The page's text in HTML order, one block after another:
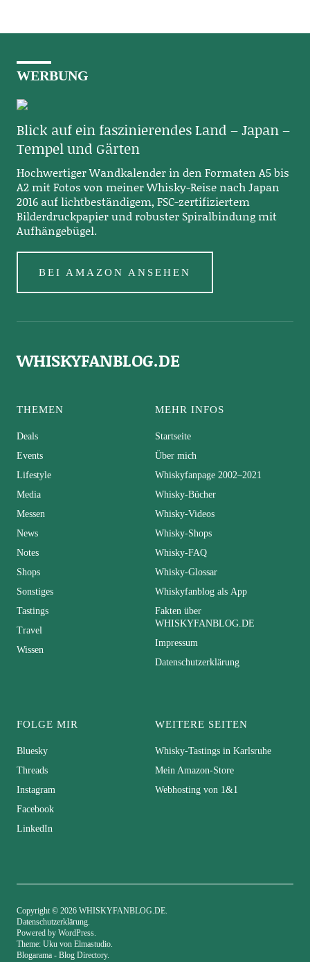
WERBUNG
Blick auf ein faszinierendes Land – Japan –
Tempel und Gärten
Hochwertiger Wandkalender in den Formaten A5 bis
A2 mit Fotos von meiner Whisky-Reise nach Japan
2016 auf lichtbeständigem, FSC-zertifiziertem
Bilderdruckpapier und robuster Spiralbindung mit
Aufhängebügel.
BEI AMAZON ANSEHEN
WHISKYFANBLOG.DE
THEMEN
Deals
Events
Lifestyle
Media
Messen
News
Notes
Shops
Sonstiges
Tastings
Travel
Wissen
MEHR INFOS
Startseite
Über mich
Whiskyfanpage 2002–2021
Whisky-Bücher
Whisky-Videos
Whisky-Shops
Whisky-FAQ
Whisky-Glossar
Whiskyfanblog als App
Fakten über
WHISKYFANBLOG.DE
Impressum
Datenschutzerklärung
FOLGE MIR
Bluesky
Threads
Instagram
Facebook
LinkedIn
WEITERE SEITEN
Whisky-Tastings in Karlsruhe
Mein Amazon-Store
Webhosting von 1&1
Copyright © 2026 WHISKYFANBLOG.DE
Datenschutzerklärung
Powered by WordPress
Theme: Uku von Elmastudio
Blogarama - Blog Directory